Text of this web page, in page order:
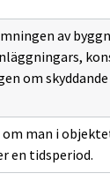
av
om
man i
en tidsperiod.